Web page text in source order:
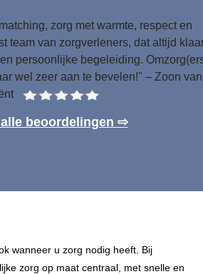
zorg met warmte, respect en
team van zorgverleners, dat altijd
persoonlijke begeleiding.
wel zeer aan te bevelen!" – Zoon van
beoordelingen ⇨
wanneer u zorg nodig heeft. Bij
zorg op maat centraal, met snelle en